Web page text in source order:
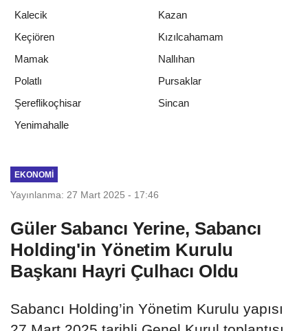
Kalecik
Kazan
Keçiören
Kızılcahamam
Mamak
Nallıhan
Polatlı
Pursaklar
Şereflikoçhisar
Sincan
Yenimahalle
EKONOMI
Yayınlanma: 27 Mart 2025 - 17:46
Güler Sabancı Yerine, Sabancı
Holding'in Yönetim Kurulu
Başkanı Hayri Çulhacı Oldu
Sabancı Holding’in Yönetim Kurulu yapısı